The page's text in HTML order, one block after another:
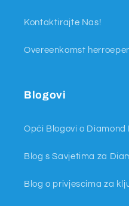
Kontaktirajte Nas!
Overeenkomst
Blogovi
Opći Blogovi o Diamond
Blog s Savjetima za
Blog o privjescima za